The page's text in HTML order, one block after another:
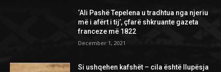
‘Ali Pashë Tepelena u tradhtua nga njeriu
më i afërt i tij’, çfarë shkruante gazeta
franceze më 1822
December 1, 2021
Si ushqehen kafshët – cila është llupësja